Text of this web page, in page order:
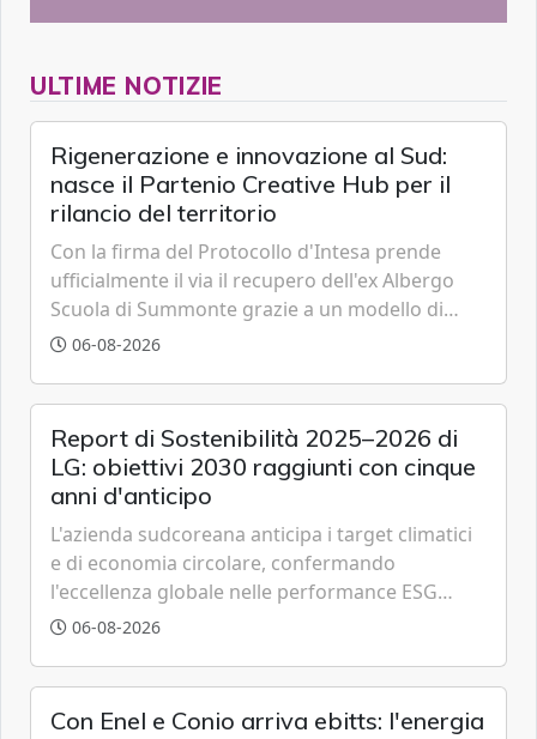
ULTIME NOTIZIE
Rigenerazione e innovazione al Sud:
nasce il Partenio Creative Hub per il
rilancio del territorio
Con la firma del Protocollo d'Intesa prende
ufficialmente il via il recupero dell'ex Albergo
Scuola di Summonte grazie a un modello di
partenariato pubblico-privato e a una rete di
06-08-2026
Report di Sostenibilità 2025–2026 di
LG: obiettivi 2030 raggiunti con cinque
anni d'anticipo
L'azienda sudcoreana anticipa i target climatici
e di economia circolare, confermando
l'eccellenza globale nelle performance ESG
grazie a innovazione, accessibilità e governance
06-08-2026
Con Enel e Conio arriva ebitts: l'energia